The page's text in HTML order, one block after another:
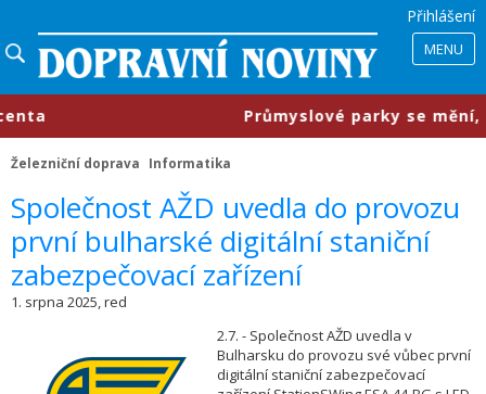
Přihlášení
MENU
​Průmyslové parky se mění,
Železniční doprava Informatika
​Společnost AŽD uvedla do provozu
první bulharské digitální staniční
zabezpečovací zařízení
1. srpna 2025, red
2.7. - Společnost AŽD uvedla v
Bulharsku do provozu své vůbec první
digitální staniční zabezpečovací